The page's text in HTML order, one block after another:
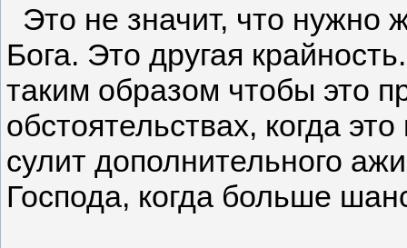
Это не значит, что нужно
Бога. Это другая
таким образом чтобы это
обстоятельствах, когда
сулит дополнительного
Господа, когда больше